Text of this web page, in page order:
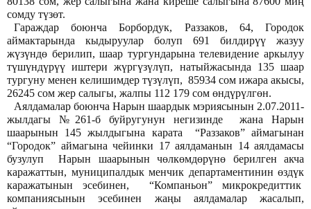
сомду түзөт.
Гараждар боюнча Борбордук, Раззаков, 64, Городок
аймактарында кыдыруулар болуп 691 билдирүү жазуу
жүзүндө берилип, шаар тургундарына телевидение аркылуу
түшүндүрүү иштери жүргүзүлүп, натыйжасында 135 шаар
тургуну менен келишимдер түзүлүп, 85934 сом ижара акысы,
26245 сом жер салыгы, жалпы 112 179 сом өндүрүлгөн.
Аялдамалар боюнча Нарын шаардык мэриясынын 2.07.2011-
жылдагы №261-б буйругунун негизинде жана Нарын
шаарынын 145 жылдыгына карата “Раззаков” аймагынан
“Городок” аймагына чейинки 17 аялдаманын 14 аялдамасы
бузулуп Нарын шаарынын чөлкөмдөрүнө берилген акча
каражаттын, муниципалдык менчик департаментинин өздүк
каражатынын эсебинен, “Компаньон” микрокредиттик
компаниясынын эсебинен жаңы аялдамалар жасалып,